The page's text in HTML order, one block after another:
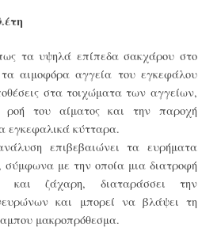
πως τα υψηλά επίπεδα σακχάρου στο
αιμοφόρα αγγεία του εγκεφάλου
στα τοιχώματα των αγγείων,
ροή του αίματος και την παροχή
εγκεφαλικά κύτταρα.
επιβεβαιώνει τα ευρήματα
σύμφωνα με την οποία μια διατροφή
ζάχαρη, διαταράσσει την
και μπορεί να βλάψει τη
μακροπρόθεσμα.